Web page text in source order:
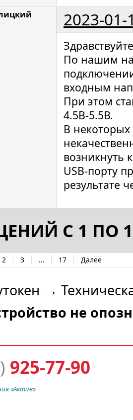
2023-01-
По нашим
входным
При этом
4.5В-5.5В.
В
возникнуть
USB-порту
результате
С 1 ПО
2 3 … 17 Далее
→
не
925-77-90
«Актив»